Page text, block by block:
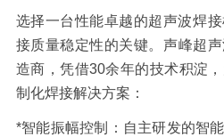
选择一台性能卓越的超声波焊
接质量稳定性的关键。声峰超
造商，凭借30余年的技术积淀
制化焊接解决方案：
*智能振幅控制： 自主研发的智